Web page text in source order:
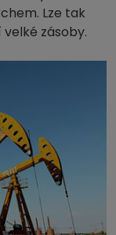
Lze tak
zásoby.